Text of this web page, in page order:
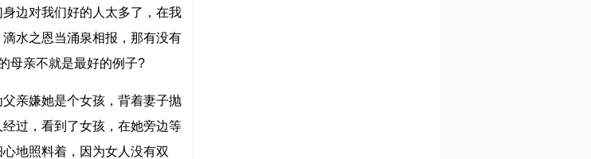
边对我们好的人太多了，在我
水之恩当涌泉相报，那有没有
母亲不就是最好的例子?
亲嫌她是个女孩，背着妻子抛
过，看到了女孩，在她旁边等
地照料着，因为女人没有双